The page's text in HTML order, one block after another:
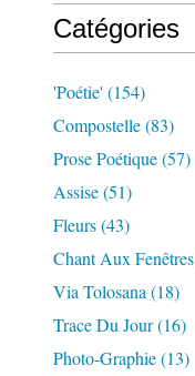
Catégories
'poétie' (154)
Compostelle(83)
Prose Poétique(57)
Assise(51)
Fleurs(43)
Chant Aux Fenêtres
Via Tolosana (18)
Trace Du Jour(16)
Photo-Graphie(13)